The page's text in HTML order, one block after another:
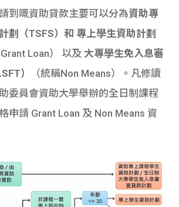
到嘅資助貸款主要可以分為資助專
劃（TSFS）和 專上學生資助計劃
Loan） 以及 大專學生免入息審
）
（統稱Non Means） 。 凡修讀
委員會資助大學舉辦的全日制課程
申請 Grant Loan 及 Non Means 資